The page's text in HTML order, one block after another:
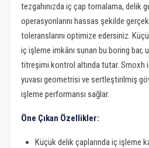
tezgahınızda iç çap tornalama, delik
operasyonlarını hassas şekilde
toleranslarını optimize edersiniz.
iç işleme imkânı sunan bu boring bar,
titreşimi kontrol altında tutar. Smoxh
yuvası geometrisi ve sertleştirilmiş
işleme performansı sağlar.
Öne Çıkan Özellikler:
Küçük delik çaplarında iç işleme